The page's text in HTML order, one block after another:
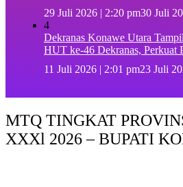
29 Juli 2026 | 2:20 pm30 Juli
4
Dekranas Konawe Utara
HUT ke-46 Dekranas, Perkuat
11 Juli 2026 | 2:01 pm23 Juli
MTQ TINGKAT
XXXl 2026 – BUPATI